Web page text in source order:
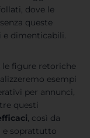
dove le
queste
dimenticabili.
le figure retoriche
esempi
per annunci,
questi
, così da
e soprattutto